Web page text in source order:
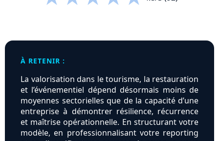
À RETENIR :
La valorisation dans le tourisme, la restauration
et l’événementiel dépend désormais moins de
moyennes sectorielles que de la capacité d’une
entreprise à démontrer résilience, récurrence
et maîtrise opérationnelle. En structurant votre
modèle, en professionnalisant votre reporting